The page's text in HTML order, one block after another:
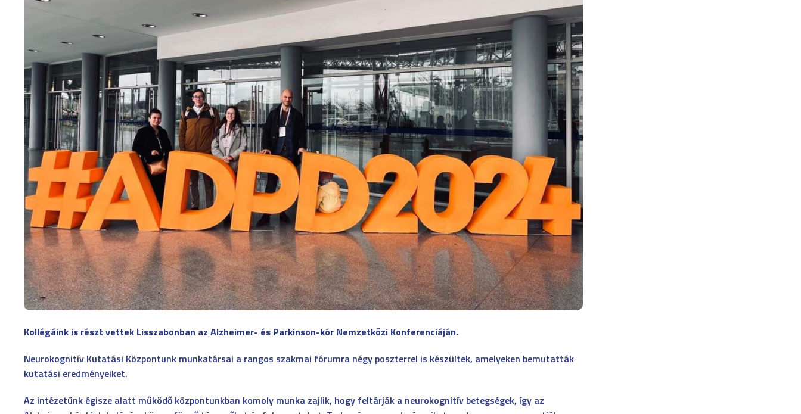
Kollégáink is részt vettek Lisszabonban az Alzheimer- és Parkinson-kór Nemzetközi Konferenciáján.
Neurokognitív Kutatási Központunk munkatársai a rangos szakmai fórumra négy poszterrel is készültek, amelyeken bemutatták
kutatási eredményeiket.
Az intézetünk égisze alatt működő központunkban komoly munka zajlik, hogy feltárják a neurokognitív betegségek, így az